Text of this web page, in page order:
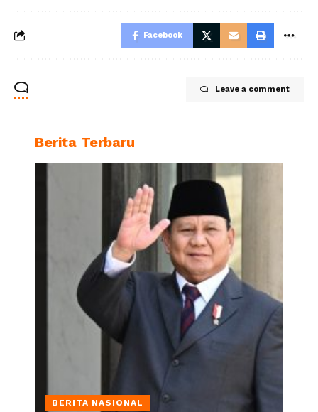
Facebook
Leave a comment
Berita Terbaru
BERITA NASIONAL